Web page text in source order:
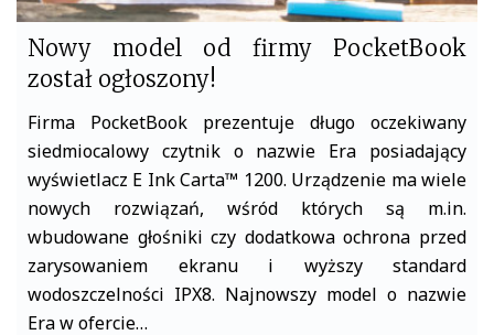
Nowy model od firmy PocketBook
został ogłoszony!
Firma PocketBook prezentuje długo oczekiwany
siedmiocalowy czytnik o nazwie Era posiadający
wyświetlacz E Ink Carta™ 1200. Urządzenie ma wiele
nowych rozwiązań, wśród których są m.in.
wbudowane głośniki czy dodatkowa ochrona przed
zarysowaniem ekranu i wyższy standard
wodoszczelności IPX8. Najnowszy model o nazwie
Era w ofercie…